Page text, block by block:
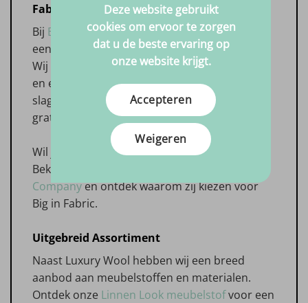
Fabric
Bij Big-in-Fabric.nlbestel je Luxury Wool
eenvoudig en snel tegen een scherpe prijs.
Wij bieden een gebruiksvriendelijke webshop
en een snelle levering, zodat je direct aan de
slag kunt. Bestellingen vanaf €99,- worden
gratis verzonden.
Wil je weten wat onze klanten van ons vinden?
Bekijk dan de beoordelingen op
Companyen ontdek waarom zij kiezen voor
Big in Fabric.
Uitgebreid Assortiment
Naast Luxury Wool hebben wij een breed
aanbod aan meubelstoffen en materialen.
Ontdek onze Linnen Look meubelstofvoor een
Deze website gebruikt
cookies om ervoor te zorgen
dat u de beste ervaring op
onze website krijgt.
Accepteren
Weigeren